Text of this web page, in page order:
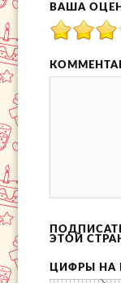
ВАША
ЭТОЙ
ЦИФРЫ НА